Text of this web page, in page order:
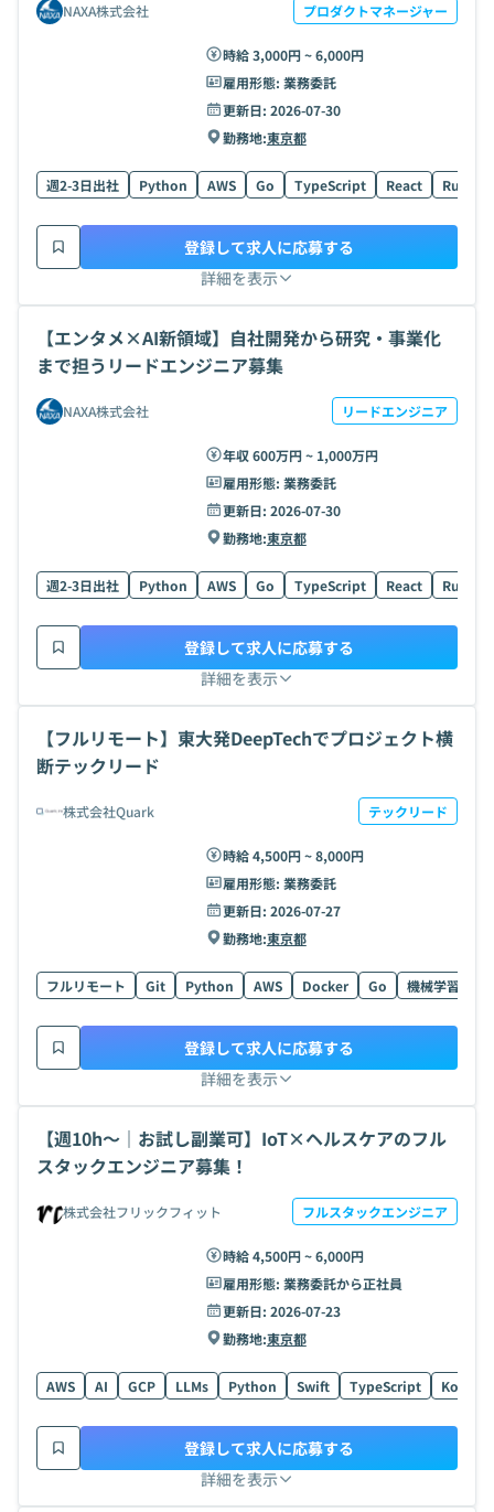
NAXA株式会社 プロダクトマネージャー
時給 3,000円 ~ 6,000円
雇用形態: 業務委託
更新日: 2026-07-30
勤務地:東京都
週2-3日出社 Python AWS Go TypeScript React Rust
詳細を表示
登録して求人に応募する
【エンタメ×AI新領域】自社開発から研究・事業化
まで担うリードエンジニア募集
NAXA株式会社 リードエンジニア
年収 600万円 ~ 1,000万円
雇用形態: 業務委託
更新日: 2026-07-30
勤務地:東京都
週2-3日出社 Python AWS Go TypeScript React Rust
詳細を表示
登録して求人に応募する
【フルリモート】東大発DeepTechでプロジェクト横
断テックリード
株式会社Quark テックリード
時給 4,500円 ~ 8,000円
雇用形態: 業務委託
更新日: 2026-07-27
勤務地:東京都
フルリモート Git Python AWS Docker Go 機械学習
詳細を表示
登録して求人に応募する
【週10h〜｜お試し副業可】IoT×ヘルスケアのフル
スタックエンジニア募集！
株式会社フリックフィット フルスタックエンジニア
時給 4,500円 ~ 6,000円
雇用形態: 業務委託から正社員
更新日: 2026-07-23
勤務地:東京都
AWS AI GCP LLMs Python Swift TypeScript Kotlin
詳細を表示
登録して求人に応募する